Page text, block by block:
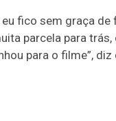
fico sem graça
parcela para
para o filme”, diz